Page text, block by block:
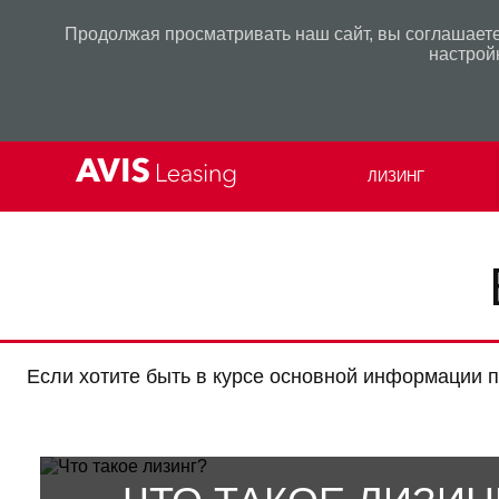
Продолжая просматривать наш сайт, вы
ЛИЗИНГ
Если хотите быть в курсе основной информации